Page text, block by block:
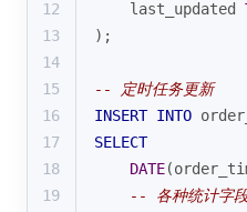
12
    last_updated
13
);
14
15
-- 定时任务更新
16
INSERT INTO
17
SELECT
18
DATE
19
-- 各种统计字